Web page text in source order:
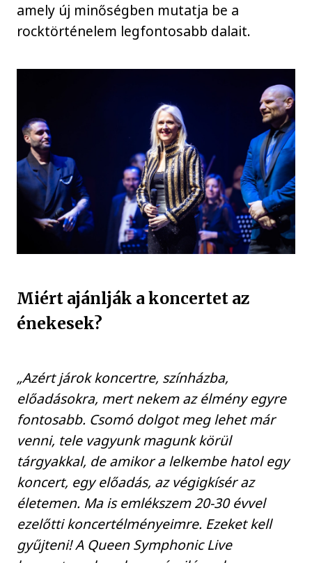
amely új minőségben mutatja be a
rocktörténelem legfontosabb dalait.
Miért ajánlják a koncertet az
énekesek?
„Azért járok koncertre, színházba,
előadásokra, mert nekem az élmény egyre
fontosabb. Csomó dolgot meg lehet már
venni, tele vagyunk magunk körül
tárgyakkal, de amikor a lelkembe hatol egy
koncert, egy előadás, az végigkísér az
életemen. Ma is emlékszem 20-30 évvel
ezelőtti koncertélményeimre. Ezeket kell
gyűjteni! A Queen Symphonic Live